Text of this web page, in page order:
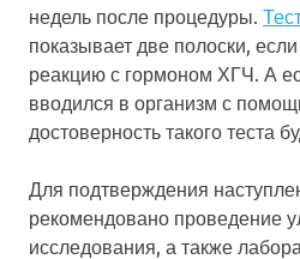
недель после процедуры.
показывает две полоски,
реакцию с гормоном ХГЧ. А
вводился в организм с
достоверность такого теста
Для подтверждения
рекомендовано проведение
исследования, а также